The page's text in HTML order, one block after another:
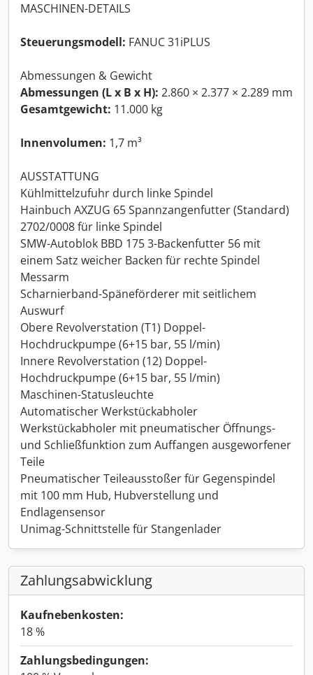
MASCHINEN-DETAILS
Steuerungsmodell: FANUC 31iPLUS
Abmessungen & Gewicht
Abmessungen (L x B x H): 2.860 × 2.377 × 2.289 mm
Gesamtgewicht: 11.000 kg
Innenvolumen: 1,7 m³
AUSSTATTUNG
Kühlmittelzufuhr durch linke Spindel
Hainbuch AXZUG 65 Spannzangenfutter (Standard)
2702/0008 für linke Spindel
SMW-Autoblok BBD 175 3-Backenfutter 56 mit
einem Satz weicher Backen für rechte Spindel
Messarm
Scharnierband-Späneförderer mit seitlichem
Auswurf
Obere Revolverstation (T1) Doppel-
Hochdruckpumpe (6+15 bar, 55 l/min)
Innere Revolverstation (12) Doppel-
Hochdruckpumpe (6+15 bar, 55 l/min)
Maschinen-Statusleuchte
Automatischer Werkstückabholer
Werkstückabholer mit pneumatischer Öffnungs-
und Schließfunktion zum Auffangen ausgeworfener
Teile
Pneumatischer Teileausstoßer für Gegenspindel
mit 100 mm Hub, Hubverstellung und
Endlagensensor
Unimag-Schnittstelle für Stangenlader
Zahlungsabwicklung
Kaufnebenkosten:
18 %
Zahlungsbedingungen: